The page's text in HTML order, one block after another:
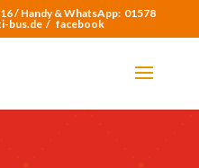
/Handy & WhatsApp: 01578
bus.de / facebook